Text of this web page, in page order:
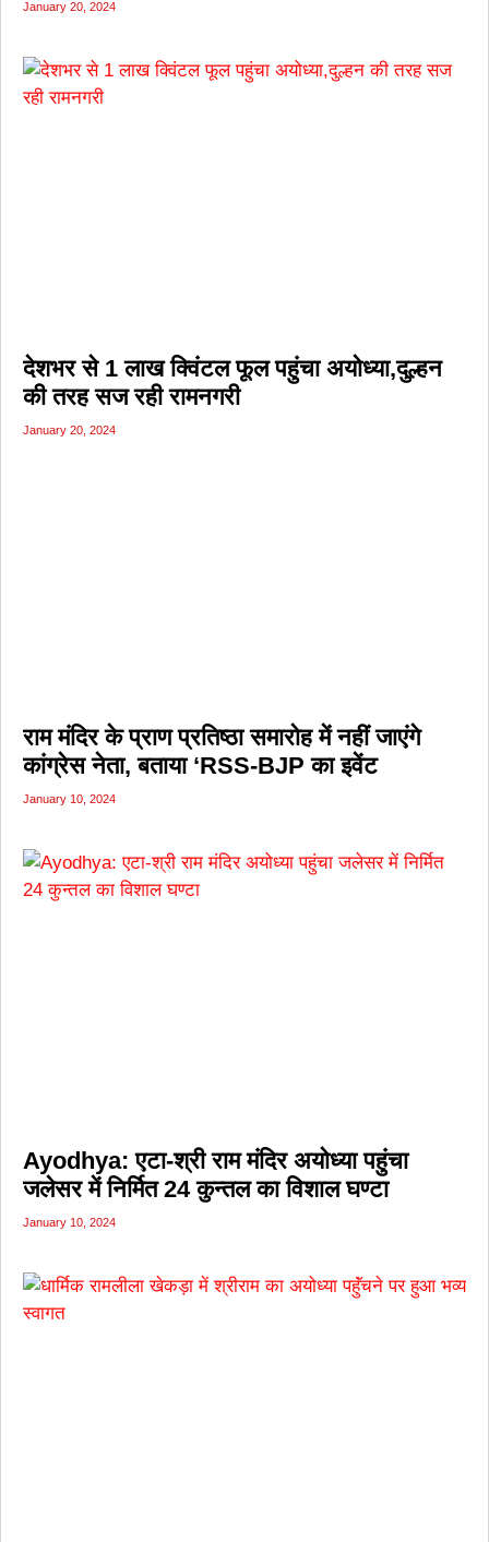
January 20, 2024
देशभर से 1 लाख क्विंटल फूल पहुंचा अयोध्या,दुल्हन
की तरह सज रही रामनगरी
January 20, 2024
राम मंदिर के प्राण प्रतिष्ठा समारोह में नहीं जाएंगे
कांग्रेस नेता, बताया ‘RSS-BJP का इवेंट
January 10, 2024
Ayodhya: एटा-श्री राम मंदिर अयोध्या पहुंचा
जलेसर में निर्मित 24 कुन्तल का विशाल घण्टा
January 10, 2024